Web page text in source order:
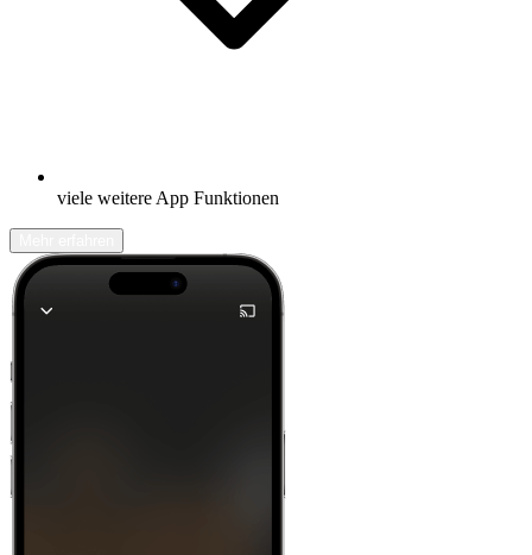
viele weitere App Funktionen